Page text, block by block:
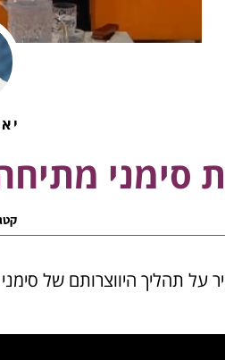
סימני
על תהליך היווצרותם של